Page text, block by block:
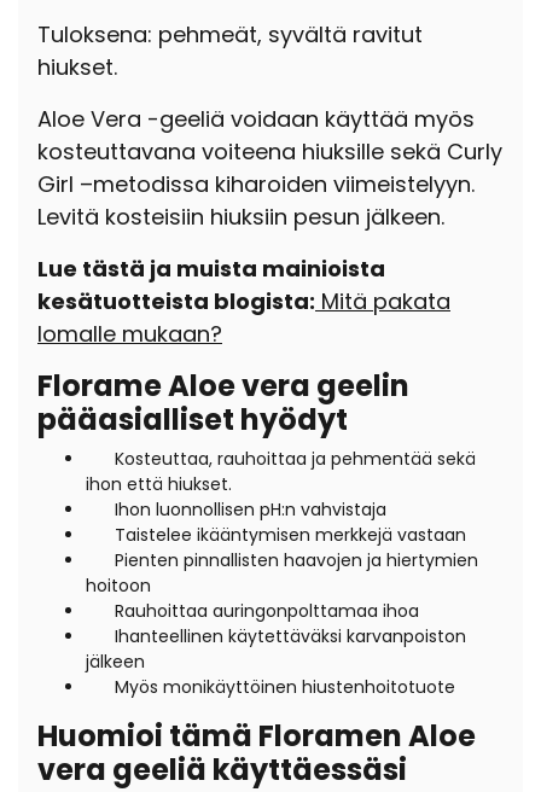
Tuloksena: pehmeät, syvältä ravitut
hiukset.
Aloe Vera -geeliä voidaan käyttää myös
kosteuttavana voiteena hiuksille sekä Curly
Girl –metodissa kiharoiden viimeistelyyn.
Levitä kosteisiin hiuksiin pesun jälkeen.
Lue tästä ja muista mainioista
kesätuotteista blogista: Mitä pakata
lomalle mukaan?
Florame Aloe vera geelin
pääasialliset hyödyt
Kosteuttaa, rauhoittaa ja pehmentää sekä
ihon että hiukset.
Ihon luonnollisen pH:n vahvistaja
Taistelee ikääntymisen merkkejä vastaan
Pienten pinnallisten haavojen ja hiertymien
hoitoon
Rauhoittaa auringonpolttamaa ihoa
Ihanteellinen käytettäväksi karvanpoiston
jälkeen
Myös monikäyttöinen hiustenhoitotuote
Huomioi tämä Floramen Aloe
vera geeliä käyttäessäsi